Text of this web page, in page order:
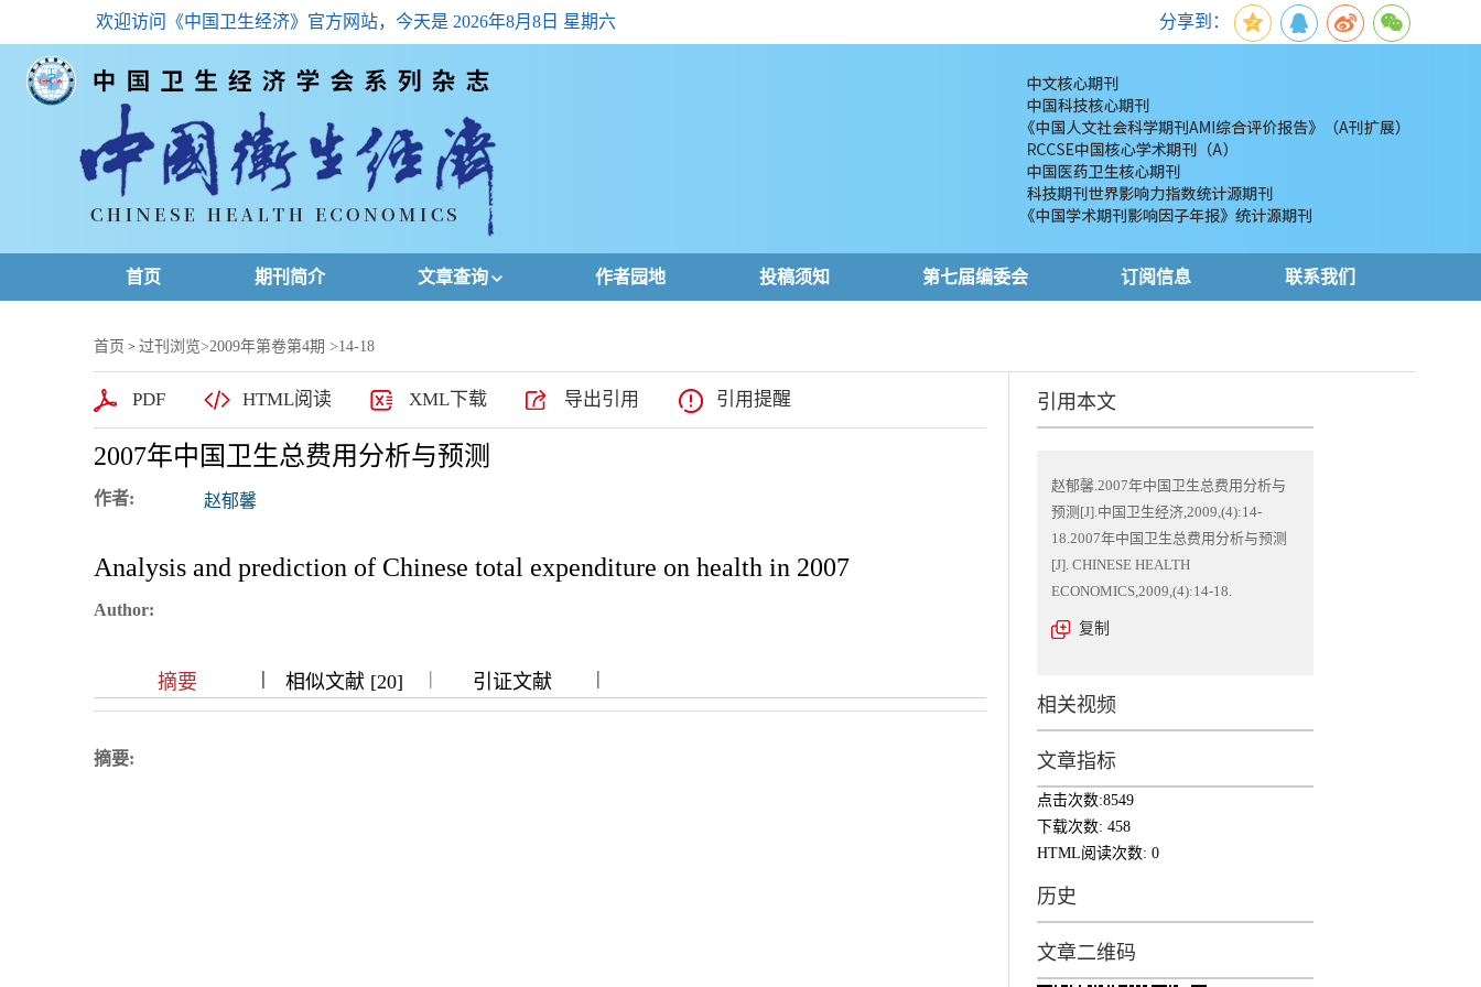
欢迎访问《中国卫生经济》官方网站，今天是 2026年8月8日 星期六 分享到：
首页 期刊简介 文章查询
高级查询
下载排名
作者园地 投稿须知 第七届编委会 订阅信息 联系我们
首页 > 过刊浏览>2009年第卷第4期 >14-18
PDF HTML阅读 XML下载 导出引用 引用提醒
2007年中国卫生总费用分析与预测
作者: 赵郁馨
Analysis and prediction of Chinese total expenditure on health in 2007
Author:
摘要 |||| 相似文献 [20] | 引证文献 ||
摘要:
引用本文
赵郁馨.2007年中国卫生总费用分析与
预测[J].中国卫生经济,2009,(4):14-
18.2007年中国卫生总费用分析与预测
[J]. CHINESE HEALTH
ECONOMICS,2009,(4):14-18.
复制
相关视频
文章指标
点击次数:8549
下载次数: 458
HTML阅读次数: 0
历史
文章二维码